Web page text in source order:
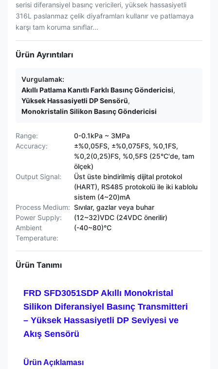
serisi diferansiyel basınç vericileri, yüksek hassasiyetli
316L paslanmaz çelik diyaframları kullanır ve patlamaya
karşı tam koruma sınıflar...
Ürün Ayrıntıları
Vurgulamak:
Akıllı Patlama Kanıtlı Farklı Basınç Göndericisi,
Yüksek Hassasiyetli DP Sensörü,
Monokristalin Silikon Basınç Göndericisi
Range:
0-0.1kPa ~ 3MPa
Accuracy:
±%0,05FS, ±%0,075FS, %0,1FS,
%0,2(0,25)FS, %0,5FS (25°C'de, tam
ölçek)
Output Signal:
Üst üste bindirilmiş dijital protokol
(HART), RS485 protokolü ile iki kablolu
sistem (4~20)mA
Process Medium: Sıvılar, gazlar veya buhar
Power Supply:
(12~32)VDC (24VDC önerilir)
Ambient
Temperature:
(-40~80)℃
Ürün Tanımı
FRD SFD3051SDP Akıllı Monokristal
Silikon Diferansiyel Basınç Transmitteri
– Yüksek Hassasiyetli DP Seviyesi ve
Akış Sensörü
Ürün Açıklaması